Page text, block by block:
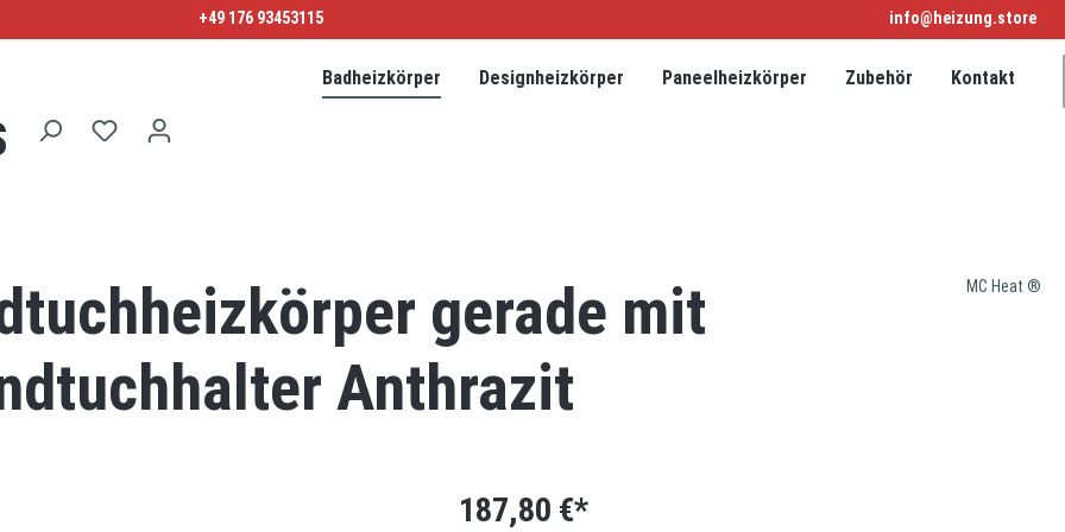
+49 176 93453115 info@heizung.store
Badheizkörper Designheizkörper Paneelheizkörper Zubehör Kontakt
gerade mit
Anthrazit
MC Heat ®
187,80 €*